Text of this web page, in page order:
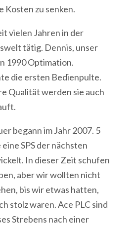
Kosten zu senken.
vielen Jahren in der
tätig. Dennis, unser
1990 Optimation.
die ersten Bedienpulte.
Qualität werden sie auch
begann im Jahr 2007. 5
SPS der nächsten
In dieser Zeit schufen
aber wir wollten nicht
bis wir etwas hatten,
stolz waren. Ace PLC sind
Strebens nach einer